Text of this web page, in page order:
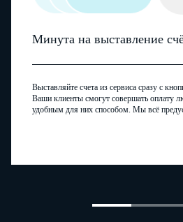
Минута на выставление
Выставляйте счета из сервиса сразу с
Ваши клиенты смогут совершать оплату
удобным для них способом. Мы всё